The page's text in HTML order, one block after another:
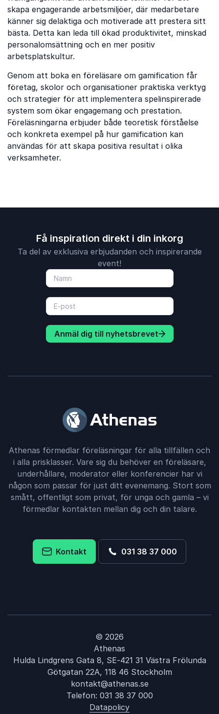
skapa engagerande arbetsmiljöer, där medarbetare
känner sig delaktiga och motiverade att prestera sitt
bästa. Detta kan leda till ökad produktivitet, minskad
personalomsättning och en mer positiv
arbetsplatskultur.
Genom att boka en föreläsare om gamification får
företag, skolor och organisationer praktiska verktyg
och strategier för att implementera spelinspirerade
system som ökar engagemang och prestation.
Föreläsningarna erbjuder både teoretisk förståelse
och konkreta exempel på hur gamification kan
användas för att skapa positiva resultat i olika
verksamheter.
Få inspiration direkt i din inkorg
Ta del av exklusiva erbjudanden och inspirerande
event!
Anmäl dig till nyhetsbrevet
Athenas förmedlar föreläsningar för alla tillfällen och
i alla prisklasser. Vare sig du behöver en föreläsare,
underhållare, moderator eller konferencier har vi
någon som passar för just ditt evenemang. Stort som
smått, offentligt som privat, för unga och gamla – vi
förmedlar kontakten mellan dig och din talare.
Kontakt 031 38 37 000
© 2026
Athenas
Hulda Lindgrens Gata 8, SE-421 31 Västra Frölunda
Götgatan 22A, 118 46 Stockholm
kontakt@athenas.se
Telefon: 031 38 37 000
Datapolicy